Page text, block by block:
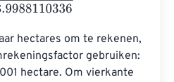
hectares om te rekenen,
gebruiken:
hectare. Om vierkante